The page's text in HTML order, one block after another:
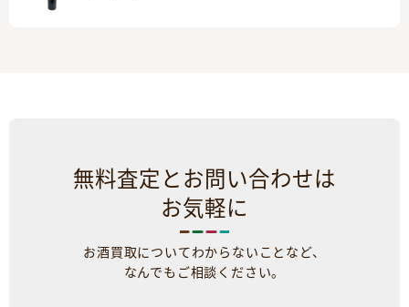
無料査定とお問い合わせは
お気軽に
お酒買取についてわからないことなど、
なんでもご相談ください。